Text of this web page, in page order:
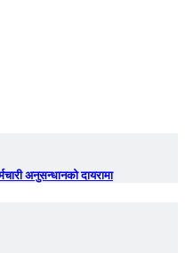
अनुसन्धानको दायरामा